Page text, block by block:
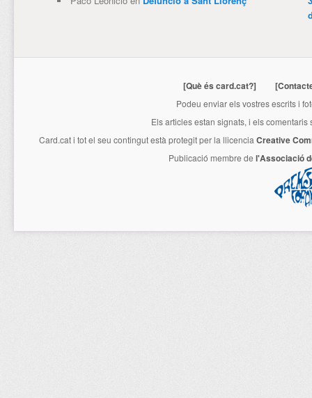
[Què és card.cat?]
Podeu enviar els vostres escrits i
Els articles estan signats, i els
Card.cati tot el seu contingut està protegit per la llicencia Creative
Publicació membre de l'Associació